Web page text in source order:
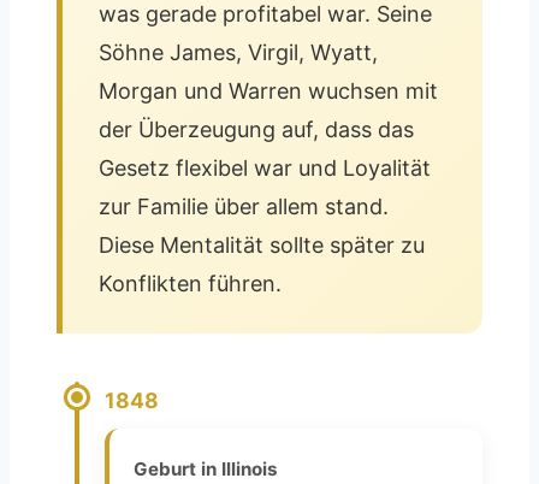
was gerade profitabel war. Seine
Söhne James, Virgil, Wyatt,
Morgan und Warren wuchsen mit
der Überzeugung auf, dass das
Gesetz flexibel war und Loyalität
zur Familie über allem stand.
Diese Mentalität sollte später zu
Konflikten führen.
1848
Geburt in Illinois